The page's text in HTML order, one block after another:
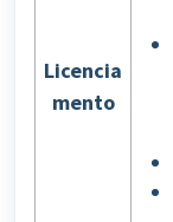
Licencia
mento